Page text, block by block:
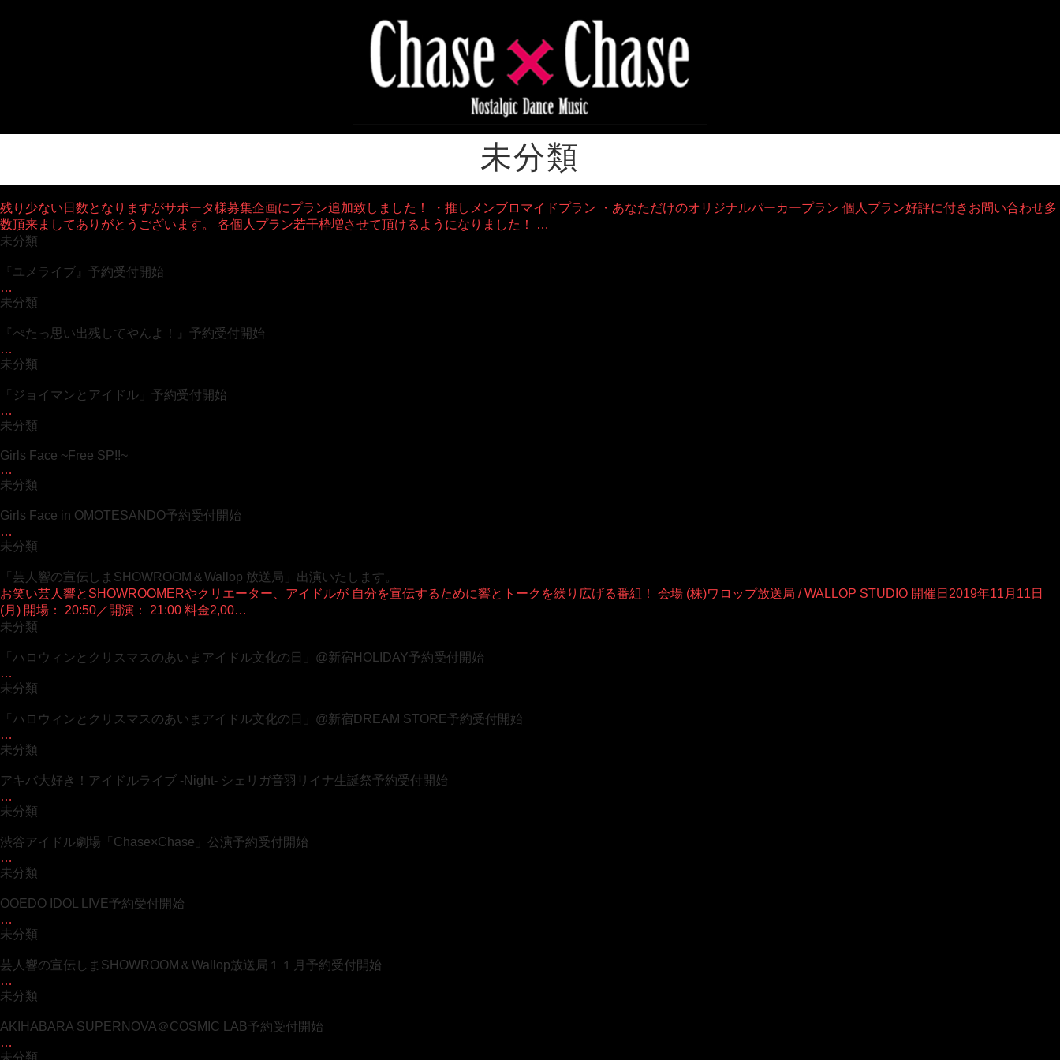
未分類
残り少ない日数となりますがサポータ様募集企画にプラン追加致しました！ ・推しメンブロマイドプラン ・あなただけのオリジナルパーカープラン 個人プラン好評に付きお問い合わせ多
数頂来ましてありがとうございます。 各個人プラン若干枠増させて頂けるようになりました！ …
未分類
『ユメライブ』予約受付開始
…
未分類
『ぺたっ思い出残してやんよ！』予約受付開始
…
未分類
「ジョイマンとアイドル」予約受付開始
…
未分類
Girls Face ~Free SP!!~
…
未分類
Girls Face in OMOTESANDO予約受付開始
…
未分類
「芸人響の宣伝しまSHOWROOM＆Wallop 放送局」出演いたします。
お笑い芸人響とSHOWROOMERやクリエーター、アイドルが 自分を宣伝するために響とトークを繰り広げる番組！ 会場 (株)ワロップ放送局 / WALLOP STUDIO 開催日2019年11月11日
(月) 開場： 20:50／開演： 21:00 料金2,00…
未分類
「ハロウィンとクリスマスのあいまアイドル文化の日」@新宿HOLIDAY予約受付開始
…
未分類
「ハロウィンとクリスマスのあいまアイドル文化の日」@新宿DREAM STORE予約受付開始
…
未分類
アキバ大好き！アイドルライブ -Night- シェリガ音羽リイナ生誕祭予約受付開始
…
未分類
渋谷アイドル劇場「Chase×Chase」公演予約受付開始
…
未分類
OOEDO IDOL LIVE予約受付開始
…
未分類
芸人響の宣伝しまSHOWROOM＆Wallop放送局１１月予約受付開始
…
未分類
AKIHABARA SUPERNOVA＠COSMIC LAB予約受付開始
…
未分類